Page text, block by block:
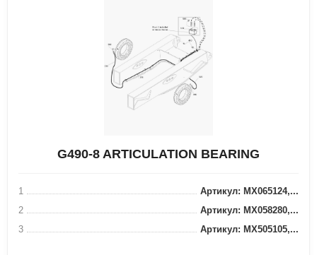
G490-8 ARTICULATION BEARING
1
Артикул: MX065124,...
2
Артикул: MX058280,...
3
Артикул: MX505105,...